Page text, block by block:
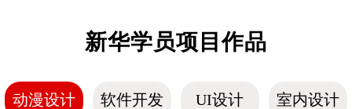
新华学员项目作品
动漫设计 软件开发 UI设计 室内设计